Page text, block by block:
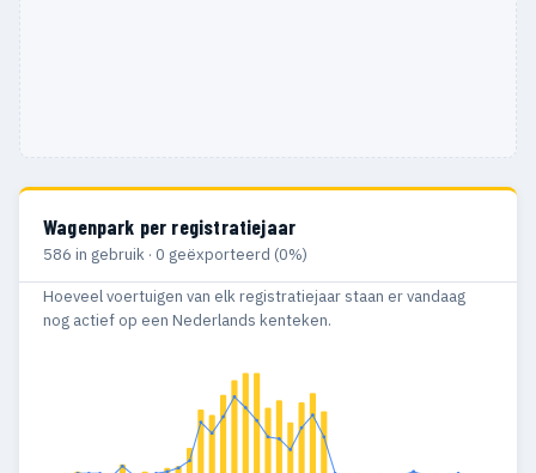
Wagenpark per registratiejaar
586 in gebruik · 0 geëxporteerd (0%)
Hoeveel voertuigen van elk registratiejaar staan er vandaag
nog actief op een Nederlands kenteken.